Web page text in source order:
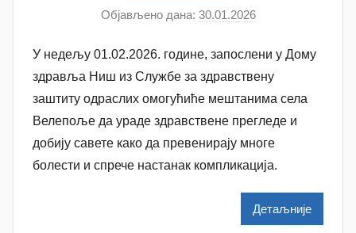
Објављено дана: 30.01.2026а
т
о
р
A
n
У недељу 01.02.2026. године, запослени у Дому
здравља Ниш из Службе за здравствену
заштиту одраслих омогућиће мештанима села
Велепоље да ураде здравствене прегледе и
добију савете како да превенирају многе
болести и спрече настанак компликација.
Детаљније